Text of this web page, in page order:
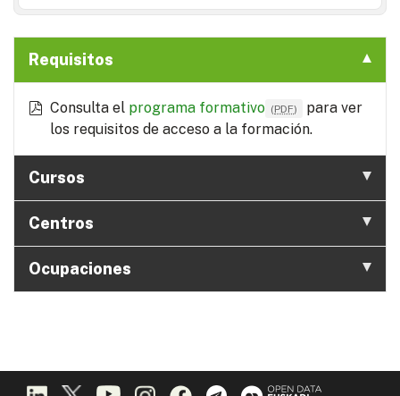
Requisitos
Consulta el programa formativo (PDF)
para ver
los requisitos de acceso a la formación.
Cursos
Centros
Ocupaciones